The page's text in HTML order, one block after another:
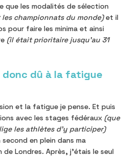
que les modalités de sélection
les championnats du monde)et il
pour faire les minima et ainsi
(il était prioritaire jusqu'au 31
dû à la fatigue
et la fatigue je pense. Et puis
avec les stages fédéraux (que
les athlètes d'y participer)
en plein dans ma
Londres. Après, j'étais le seul